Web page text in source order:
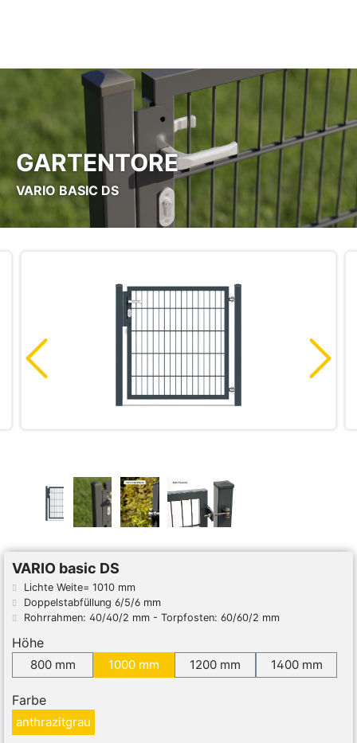
GARTENTORE
VARIO BASIC DS
VARIO basic DS
Lichte Weite= 1010 mm
Doppelstabfüllung 6/5/6 mm
Rohrrahmen: 40/40/2 mm - Torpfosten: 60/60/2 mm
Höhe
800 mm 1000 mm 1200 mm 1400 mm
Farbe
anthrazitgrau